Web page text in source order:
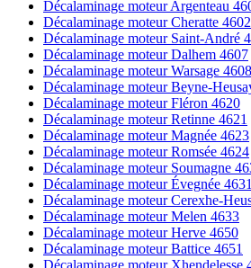
Décalaminage moteur Argenteau
Décalaminage moteur Cheratte 4602
Décalaminage moteur Saint-André
Décalaminage moteur Dalhem 4607
Décalaminage moteur Warsage 4608
Décalaminage moteur Beyne-
Décalaminage moteur Fléron 4620
Décalaminage moteur Retinne 4621
Décalaminage moteur Magnée 4623
Décalaminage moteur Romsée 4624
Décalaminage moteur Soumagne
Décalaminage moteur Évegnée 4631
Décalaminage moteur Cerexhe-
Décalaminage moteur Melen 4633
Décalaminage moteur Herve 4650
Décalaminage moteur Battice 4651
Décalaminage moteur Xhendelesse